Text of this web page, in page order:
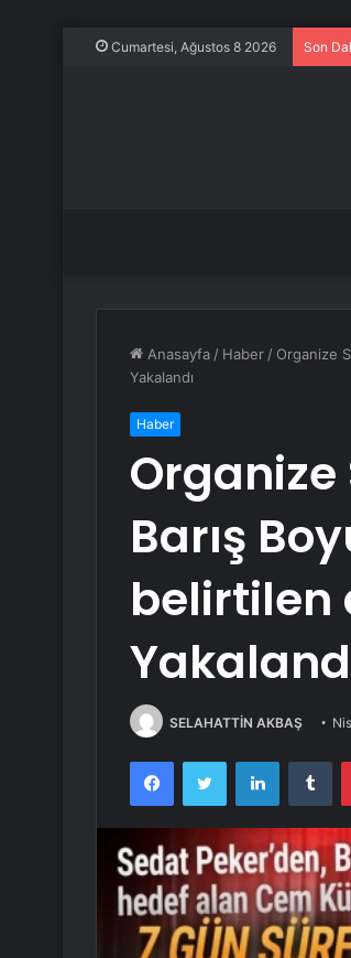
Cumartesi, Ağustos 8 2026 Son
Anasayfa / Haber / Organize
Yakalandı
Haber
Barış
belirtilen
SELAHATTİN AKBAŞ
FacebookTwitter LinkedIn